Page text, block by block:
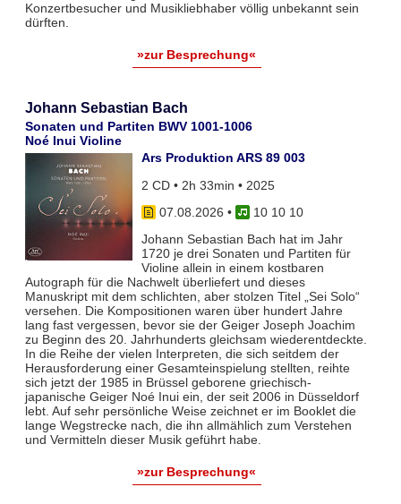
Konzertbesucher und Musikliebhaber völlig unbekannt sein
dürften.
»zur Besprechung«
Johann Sebastian Bach
Sonaten und Partiten BWV 1001-1006
Noé Inui Violine
Ars Produktion ARS 89 003
2 CD • 2h 33min • 2025
07.08.2026 •
10 10 10
Johann Sebastian Bach hat im Jahr
1720 je drei Sonaten und Partiten für
Violine allein in einem kostbaren
Autograph für die Nachwelt überliefert und dieses
Manuskript mit dem schlichten, aber stolzen Titel „Sei Solo“
versehen. Die Kompositionen waren über hundert Jahre
lang fast vergessen, bevor sie der Geiger Joseph Joachim
zu Beginn des 20. Jahrhunderts gleichsam wiederentdeckte.
In die Reihe der vielen Interpreten, die sich seitdem der
Herausforderung einer Gesamteinspielung stellten, reihte
sich jetzt der 1985 in Brüssel geborene griechisch-
japanische Geiger Noé Inui ein, der seit 2006 in Düsseldorf
lebt. Auf sehr persönliche Weise zeichnet er im Booklet die
lange Wegstrecke nach, die ihn allmählich zum Verstehen
und Vermitteln dieser Musik geführt habe.
»zur Besprechung«